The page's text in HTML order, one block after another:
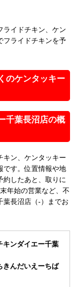
ライドチキン、ケン
フライドチキンを予
のケンタッキー
千葉長沼店の概
キン、ケンタッキー
です。位置情報や地
約したあと、取りに
年始の営業など、不
葉長沼店（-）までお
キンダイエー千葉
きんだいえーちば